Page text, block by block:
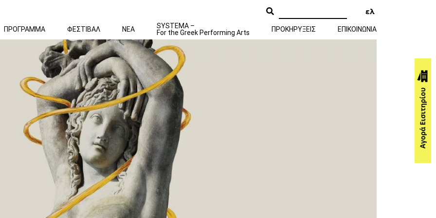
ελ
ΠΡΟΓΡΑΜΜΑ ΦΕΣΤΙΒΑΛ ΝΕΑ
SYSTEMA –
For the Greek Performing Arts
ΠΡΟΚΗΡΥΞΕΙΣ ΕΠΙΚΟΙΝΩΝΙΑ